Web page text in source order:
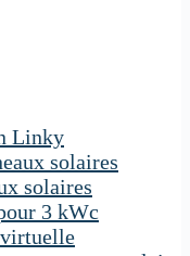
Linky
solaires
solaires
3 kWc